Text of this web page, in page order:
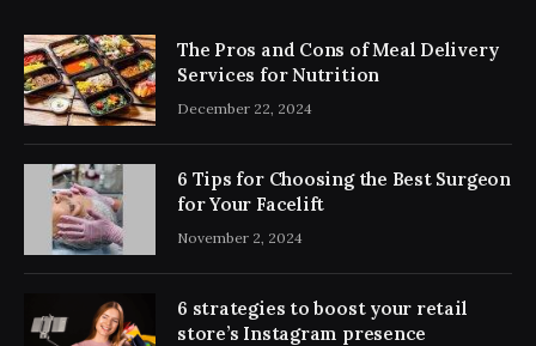
The Pros and Cons of Meal Delivery
Services for Nutrition
December 22, 2024
6 Tips for Choosing the Best Surgeon
for Your Facelift
November 2, 2024
6 strategies to boost your retail
store’s Instagram presence